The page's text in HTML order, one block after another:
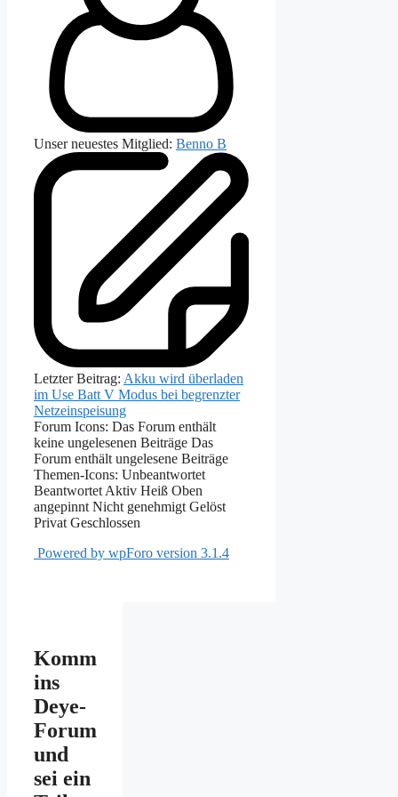
Unser neuestes Mitglied: Benno B
Letzter Beitrag: Akku wird überladen
im Use Batt V Modus bei begrenzter
Netzeinspeisung
Forum Icons: Das Forum enthält
keine ungelesenen Beiträge Das
Forum enthält ungelesene Beiträge
Themen-Icons: Unbeantwortet
Beantwortet Aktiv Heiß Oben
angepinnt Nicht genehmigt Gelöst
Privat Geschlossen
Powered by wpForo version 3.1.4
Komm
ins
Deye-
Forum
und
sei ein